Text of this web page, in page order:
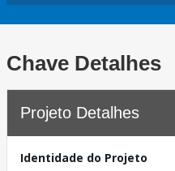
Chave Detalhes
Projeto Detalhes
Identidade do Projeto